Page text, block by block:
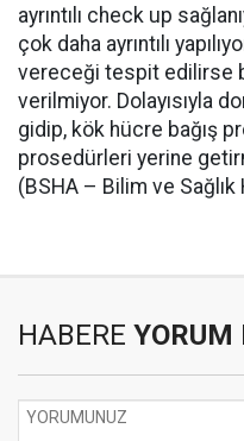
ayrıntılı check up
çok daha ayrıntılı
vereceği tespit edilirse
verilmiyor. Dolayısıyla
gidip, kök hücre bağış
prosedürleri yerine
(BSHA – Bilim ve Sağlık
HABERE YORUM